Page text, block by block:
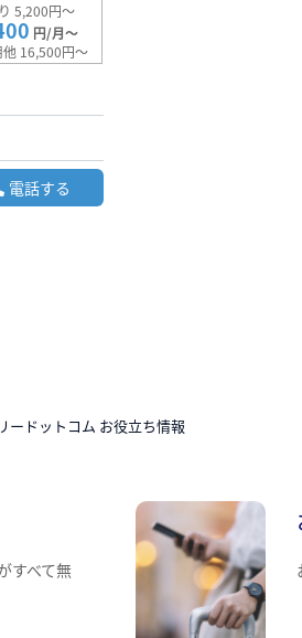
5,200円～
円/月～
16,500円～
電話する
ードットコム お役立ち情報
すべて無